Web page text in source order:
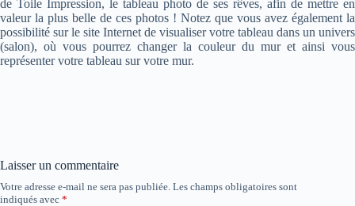
de Toile Impression, le tableau photo de ses rêves, afin de mettre en
valeur la plus belle de ces photos ! Notez que vous avez également la
possibilité sur le site Internet de visualiser votre tableau dans un univers
(salon), où vous pourrez changer la couleur du mur et ainsi vous
représenter votre tableau sur votre mur.
Laisser un commentaire
Votre adresse e-mail ne sera pas publiée. Les champs obligatoires sont
indiqués avec *